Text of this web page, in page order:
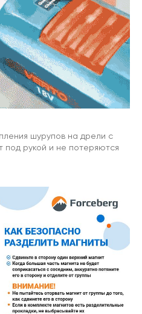
шурупов на дрели с
под рукой и не потеряются